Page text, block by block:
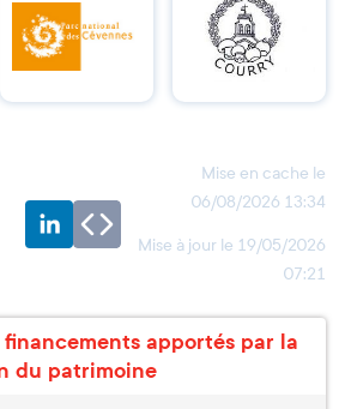
Mise en cache le
06/08/2026 13:34
Mise à jour le 19/05/2026
07:21
financements apportés par la
du patrimoine